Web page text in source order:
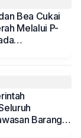
Bea Cukai
Melalui P-
Barang